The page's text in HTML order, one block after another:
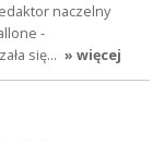
naczelny
-
się… » więcej